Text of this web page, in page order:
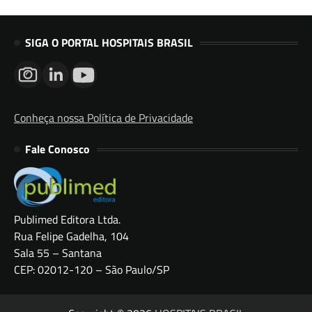
SIGA O PORTAL HOSPITAIS BRASIL
Conheça nossa Política de Privacidade
Fale Conosco
Publimed Editora Ltda.
Rua Felipe Gadelha, 104
Sala 55 – Santana
CEP: 02012-120 – São Paulo/SP